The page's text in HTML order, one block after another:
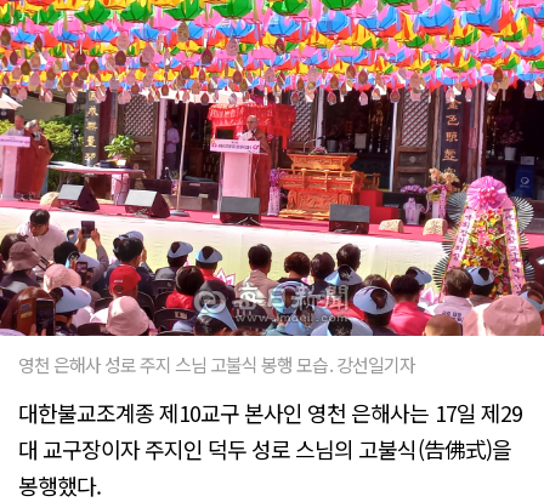
영천 은해사 성로 주지 스님 고불식 봉행 모습. 강선일기자
대한불교조계종 제10교구 본사인 영천 은해사는 17일 제29
대 교구장이자 주지인 덕두 성로 스님의 고불식(告佛式)을
봉행했다.